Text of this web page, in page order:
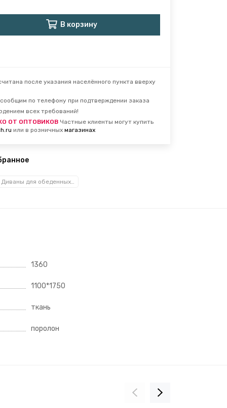
В корзину
после указания населённого пункта вверху
по телефону при подтверждении заказа
всех требований!
ОТ ОПТОВИКОВ Частные клиенты могут купить
или в розничных магазинах
Диваны для обеденных зон
1360
1100*1750
ткань
поролон